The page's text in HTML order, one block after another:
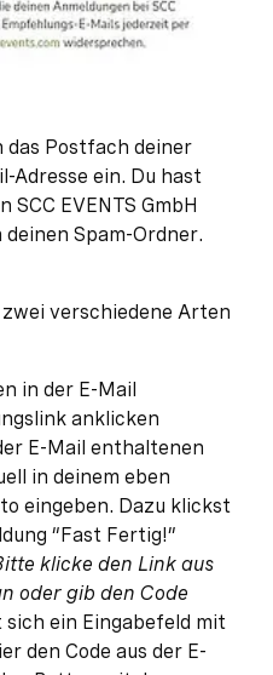
das Postfach deiner
Adresse ein. Du hast
EVENTS GmbH
Spam-Ordner.
verschiedene Arten
in der E-Mail
anklicken
E-Mail enthaltenen
in deinem eben
eingeben. Dazu klickst
“Fast Fertig!”
klicke den Link aus
oder gib den Code
sich ein Eingabefeld mit
den Code aus der E-